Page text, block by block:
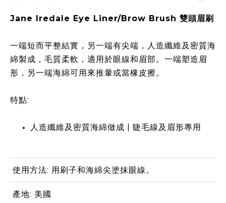
Jane Iredale Eye Liner/Brow Brush 雙頭眉刷
一端短而平整結實，另一端有尖端，人造纖維及密質海
綿製成，毛質柔軟，適用於眼線和眉部。一端塑造眉
形，另一端海綿可用來推暈或當橡皮擦。
特點:
人造纖維及密質海綿做成 | 睫毛線及眉形專用
使用方法: 用刷子和海綿尖塗抹眼線。
產地: 美國